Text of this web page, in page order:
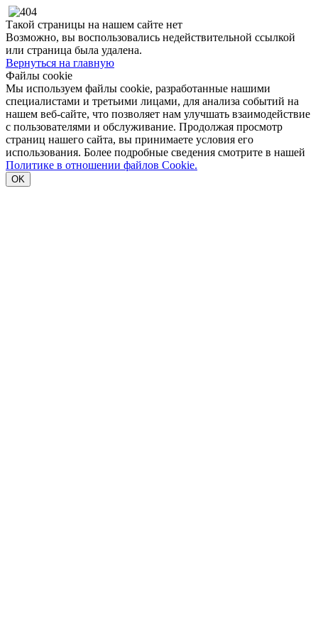
Такой страницы на нашем сайте нет
Возможно, вы воспользовались недействительной ссылкой
или страница была удалена.
Вернуться на главную
Файлы cookie
Мы используем файлы cookie, разработанные нашими
специалистами и третьими лицами, для анализа событий на
нашем веб-сайте, что позволяет нам улучшать взаимодействие
с пользователями и обслуживание. Продолжая просмотр
страниц нашего сайта, вы принимаете условия его
использования. Более подробные сведения смотрите в нашей
Политике в отношении файлов Cookie.
OK